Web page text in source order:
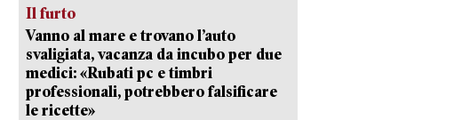
Il furto
Vanno al mare e trovano l’auto
svaligiata, vacanza da incubo per due
medici: «Rubati pc e timbri
professionali, potrebbero falsificare
le ricette»